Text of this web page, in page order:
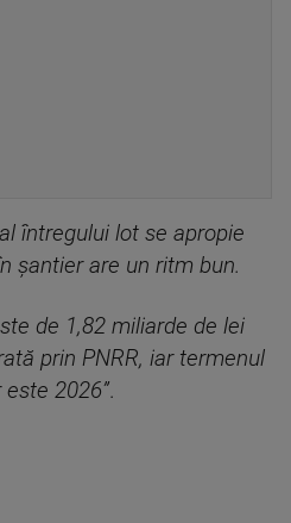
întregului lot se apropie
șantier are un ritm bun.
de 1,82 miliarde de lei
prin PNRR, iar termenul
2026”.